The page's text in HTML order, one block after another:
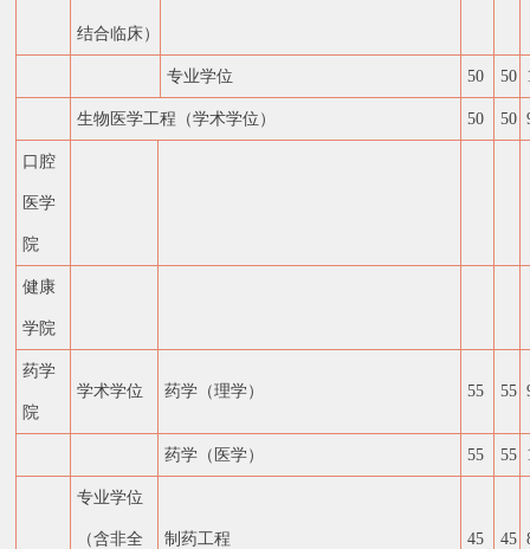
结合临床）
专业学位 50 50
生物医学工程（学术学位） 50 50
口腔
医学
院
健康
学院
药学
院
学术学位 药学（理学） 55 55
药学（医学） 55 55
专业学位
（含非全 制药工程 45 45